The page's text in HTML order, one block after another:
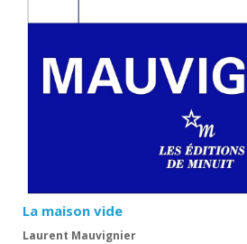
La maison vide
Laurent Mauvignier